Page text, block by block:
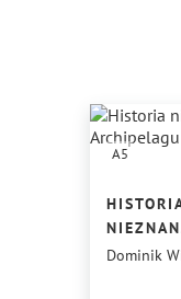
A5
Dominik